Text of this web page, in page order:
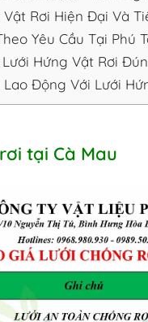
Rơi Hiện Đại Và
Yêu Cầu Tại Phú
Hứng Vật Rơi
Động Với Lưới
tại Cà Mau